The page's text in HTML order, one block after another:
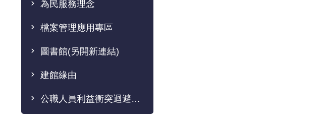
為民服務理念
檔案管理應用專區
圖書館(另開新連結)
建館緣由
公職人員利益衝突迴避法專區